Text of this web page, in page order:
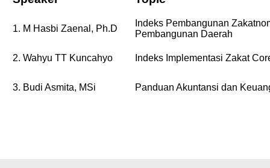
1. M Hasbi Zaenal, Ph.D
Indeks Pembangunan
Pembangunan Daerah
2. Wahyu TT Kuncahyo Indeks Implementasi Zakat
3. Budi Asmita, MSi Panduan Akuntansi dan